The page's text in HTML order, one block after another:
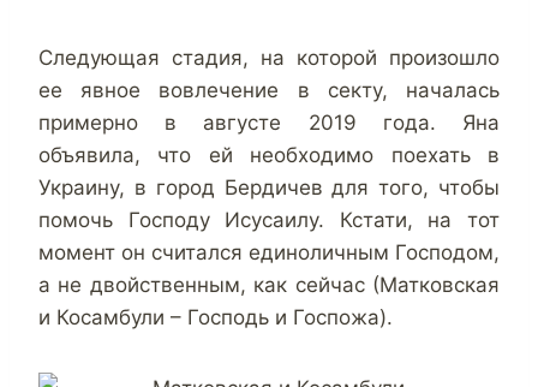
Следующая стадия, на которой произошло
ее явное вовлечение в секту, началась
примерно в августе 2019 года. Яна
объявила, что ей необходимо поехать в
Украину, в город Бердичев для того, чтобы
помочь Господу Исусаилу. Кстати, на тот
момент он считался единоличным Господом,
а не двойственным, как сейчас (Матковская
и Косамбули – Господь и Госпожа).